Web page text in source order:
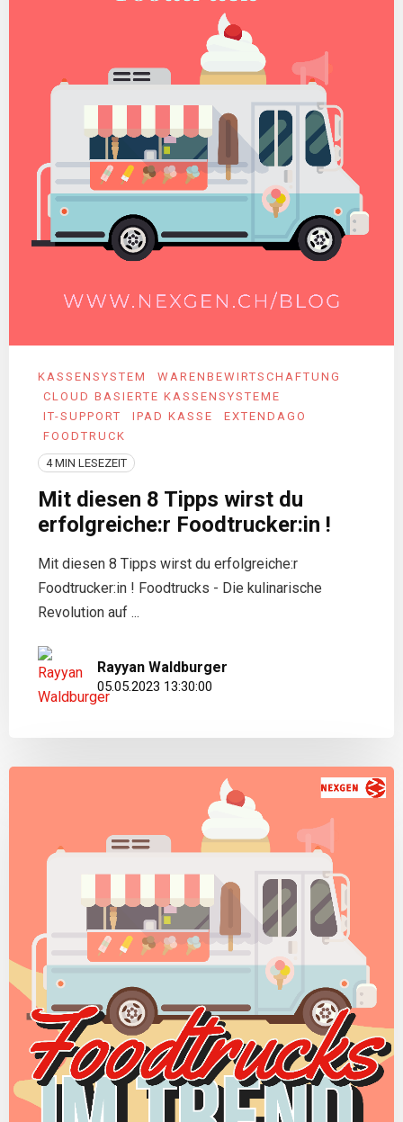
KASSENSYSTEM
WARENBEWIRTSCHAFTUNG
CLOUD BASIERTE KASSENSYSTEME
IT-SUPPORT
IPAD KASSE
EXTENDAGO
FOODTRUCK
4 MIN LESEZEIT
Mit diesen 8 Tipps wirst du
erfolgreiche:r Foodtrucker:in !
Mit diesen 8 Tipps wirst du erfolgreiche:r
Foodtrucker:in ! Foodtrucks - Die kulinarische
Revolution auf ...
Rayyan Waldburger
05.05.2023 13:30:00